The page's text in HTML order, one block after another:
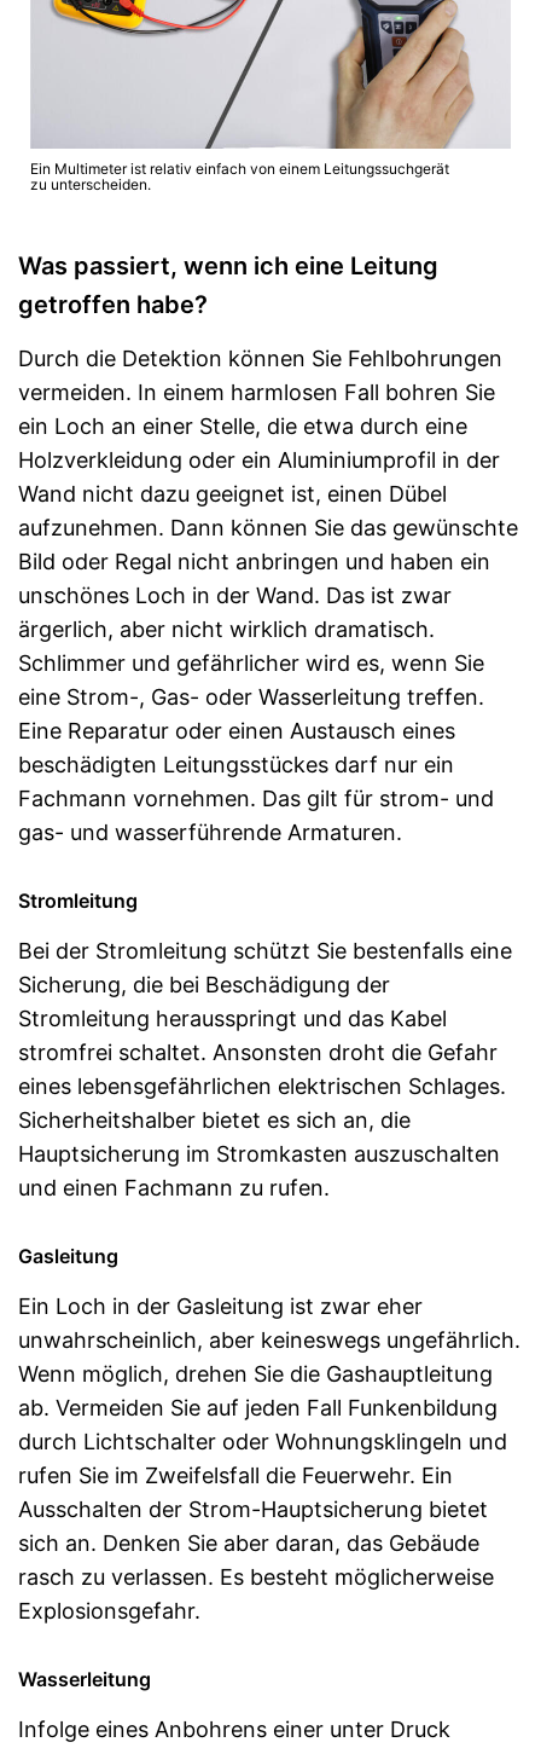
Ein Multimeter ist relativ einfach von einem Leitungssuchgerät
zu unterscheiden.
Was passiert, wenn ich eine Leitung
getroffen habe?
Durch die Detektion können Sie Fehlbohrungen
vermeiden. In einem harmlosen Fall bohren Sie
ein Loch an einer Stelle, die etwa durch eine
Holzverkleidung oder ein Aluminiumprofil in der
Wand nicht dazu geeignet ist, einen Dübel
aufzunehmen. Dann können Sie das gewünschte
Bild oder Regal nicht anbringen und haben ein
unschönes Loch in der Wand. Das ist zwar
ärgerlich, aber nicht wirklich dramatisch.
Schlimmer und gefährlicher wird es, wenn Sie
eine Strom-, Gas- oder Wasserleitung treffen.
Eine Reparatur oder einen Austausch eines
beschädigten Leitungsstückes darf nur ein
Fachmann vornehmen. Das gilt für strom- und
gas- und wasserführende Armaturen.
Stromleitung
Bei der Stromleitung schützt Sie bestenfalls eine
Sicherung, die bei Beschädigung der
Stromleitung herausspringt und das Kabel
stromfrei schaltet. Ansonsten droht die Gefahr
eines lebensgefährlichen elektrischen Schlages.
Sicherheitshalber bietet es sich an, die
Hauptsicherung im Stromkasten auszuschalten
und einen Fachmann zu rufen.
Gasleitung
Ein Loch in der Gasleitung ist zwar eher
unwahrscheinlich, aber keineswegs ungefährlich.
Wenn möglich, drehen Sie die Gashauptleitung
ab. Vermeiden Sie auf jeden Fall Funkenbildung
durch Lichtschalter oder Wohnungsklingeln und
rufen Sie im Zweifelsfall die Feuerwehr. Ein
Ausschalten der Strom-Hauptsicherung bietet
sich an. Denken Sie aber daran, das Gebäude
rasch zu verlassen. Es besteht möglicherweise
Explosionsgefahr.
Wasserleitung
Infolge eines Anbohrens einer unter Druck